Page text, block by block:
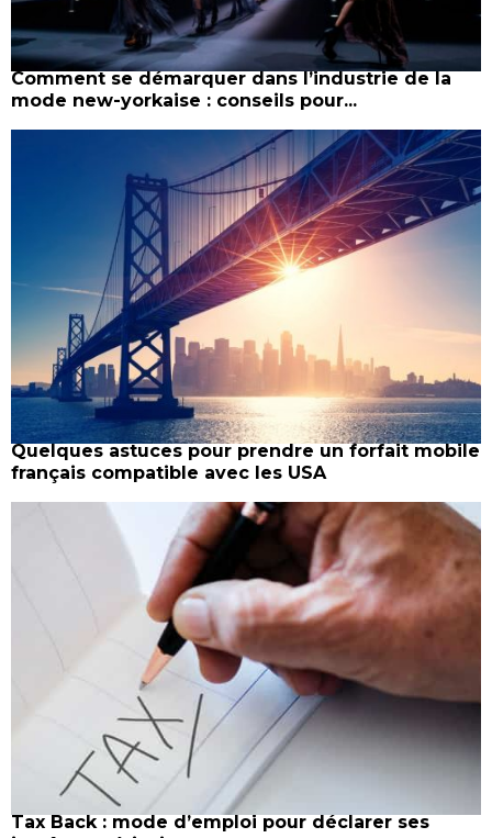
Comment se démarquer dans l’industrie de la
mode new-yorkaise : conseils pour...
Quelques astuces pour prendre un forfait mobile
français compatible avec les USA
Tax Back : mode d’emploi pour déclarer ses